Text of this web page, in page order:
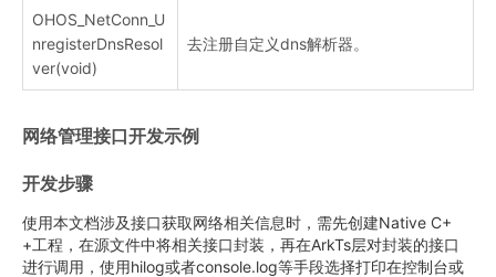
OHOS_NetConn_U
nregisterDnsResol
ver(void)
去注册自定义dns解析器。
网络管理接口开发示例
开发步骤
使用本文档涉及接口获取网络相关信息时，需先创建Native C+
+工程，在源文件中将相关接口封装，再在ArkTs层对封装的接口
进行调用，使用hilog或者console.log等手段选择打印在控制台或